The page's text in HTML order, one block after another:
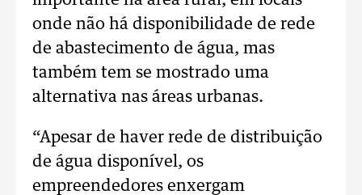
onde não há disponibilidade de rede
de abastecimento de água, mas
também tem se mostrado uma
alternativa nas áreas urbanas.
“Apesar de haver rede de distribuição
de água disponível, os
empreendedores enxergam